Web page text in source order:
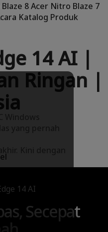
8Acer Nitro Blaze 7
Katalog Produk
14 AI |
Ringan |
14 AI
Secepat
yang pernah
Kini dengan